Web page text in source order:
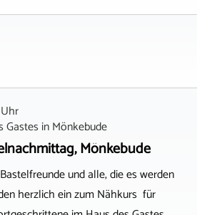
Gastes inMönkebude
Mönkebude
und alle, die es werden
herzlich ein zum Nähkurs für